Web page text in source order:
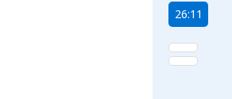
26:11